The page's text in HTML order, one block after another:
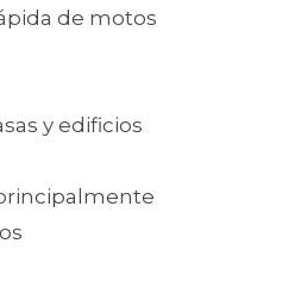
de motos
y edificios